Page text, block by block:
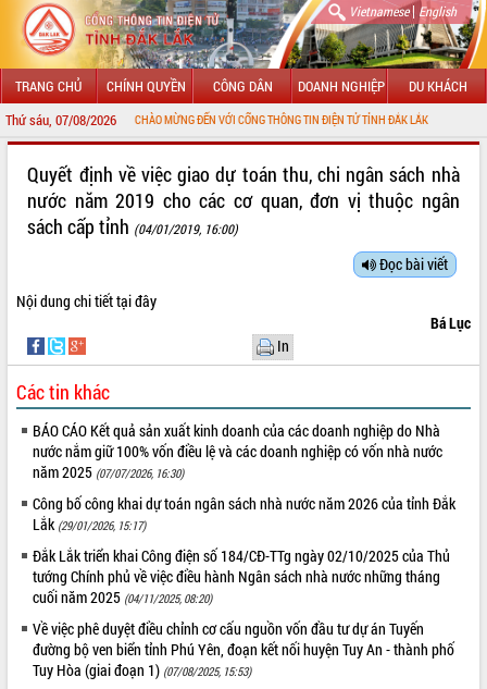
Vietnamese| English
TRANG CHỦ CHÍNH QUYỀN CÔNG DÂN DOANH NGHIỆP DU KHÁCH
Thứ sáu, 07/08/2026CHÀO MỪNG ĐẾN VỚI CỔNG THÔNG TIN ĐIỆN TỬ TỈNH ĐẮK LẮK
LÃNH ĐẠO UBND TỈNH
SỞ, BAN, NGÀNH
UBND CÁC XÃ, PHƯỜNG
THÔNG TIN CHỈ ĐẠO ĐIỀU HÀNH
HỆ THỐNG VĂN BẢN
VĂN BẢN HĐND TỈNH
ĐIỂM TIN VĂN BẢN
QUY HOẠCH - KẾ HOẠCH
Quyết định về việc giao dự toán thu, chi ngân sách nhà
nước năm 2019 cho các cơ quan, đơn vị thuộc ngân
sách cấp tỉnh (04/01/2019, 16:00)
Đọc bài viết
Nội dung chi tiếttại đây
Bá Lục
In
Các tin khác
BÁO CÁO Kết quả sản xuất kinh doanh của các doanh nghiệp do Nhà
nước nắm giữ 100% vốn điều lệ và các doanh nghiệp có vốn nhà nước
năm 2025 (07/07/2026, 16:30)
Công bố công khai dự toán ngân sách nhà nước năm 2026 của tỉnh Đắk
Lắk (29/01/2026, 15:17)
Đắk Lắk triển khai Công điện số 184/CĐ-TTg ngày 02/10/2025 của Thủ
tướng Chính phủ về việc điều hành Ngân sách nhà nước những tháng
cuối năm 2025 (04/11/2025, 08:20)
Về việc phê duyệt điều chỉnh cơ cấu nguồn vốn đầu tư dự án Tuyến
đường bộ ven biển tỉnh Phú Yên, đoạn kết nối huyện Tuy An - thành phố
Tuy Hòa (giai đoạn 1) (07/08/2025, 15:53)